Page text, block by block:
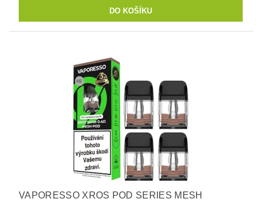
VAPORESSO XROS POD SERIES MESH